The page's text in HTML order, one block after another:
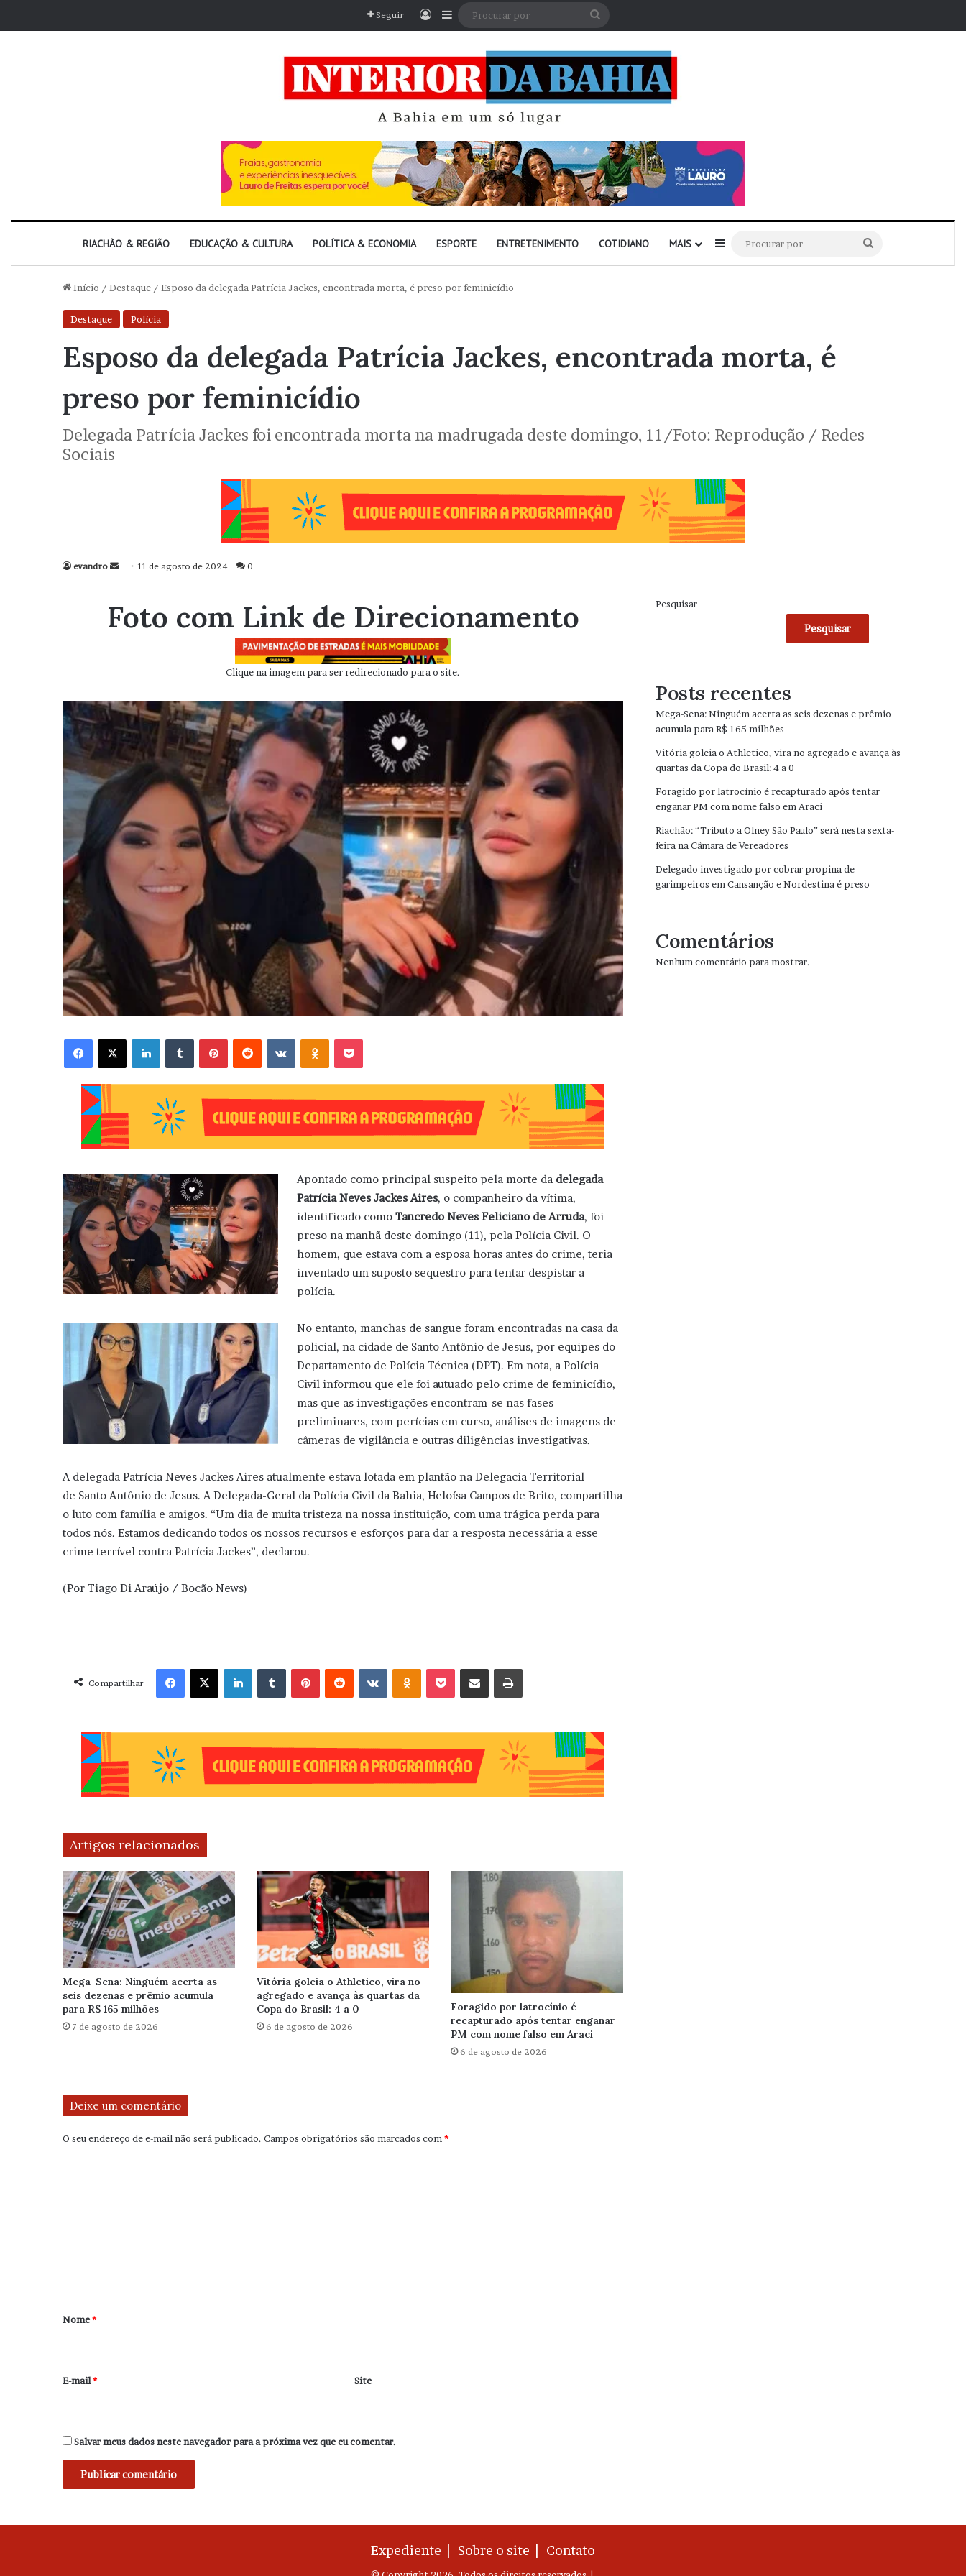
Seguir EntrarBarra Lateral
RIACHÃO & REGIÃO EDUCAÇÃO & CULTURA POLÍTICA & ECONOMIA ESPORTE ENTRETENIMENTO COTIDIANO MAIS Barra Lateral
por
Início / Destaque / Esposo da delegada Patrícia Jackes, encontrada morta, é preso por feminicídio
Destaque Polícia
Esposo da delegada Patrícia Jackes, encontrada morta, é
preso por feminicídio
Delegada Patrícia Jackes foi encontrada morta na madrugada deste domingo, 11/Foto: Reprodução / Redes
Sociais
evandro
Mande
mail
11 de agosto de 2024 0
Foto com Link de Direcionamento
Clique na imagem para ser redirecionado para o site.
Facebook X Linkedin VK OK
Apontado como principal suspeito pela morte da delegada
Patrícia Neves Jackes Aires, o companheiro da vítima,
identificado comoTancredo Neves Feliciano de Arruda, foi
preso na manhã deste domingo (11), pela Polícia Civil. O
homem, que estava com a esposa horas antes do crime, teria
inventado um suposto sequestro para tentar despistar a
polícia.
No entanto, manchas de sangue foram encontradas na casa da
policial, na cidade de Santo Antônio de Jesus, por equipes do
Departamento de Polícia Técnica (DPT). Em nota, a Polícia
Civil informou que ele foi autuado pelo crime de feminicídio,
mas que as investigações encontram-se nas fases
preliminares, com perícias em curso, análises de imagens de
câmeras de vigilância e outras diligências investigativas.
A delegada Patrícia Neves Jackes Aires atualmente estava lotada em plantão na Delegacia Territorial
de Santo Antônio de Jesus. A Delegada-Geral da Polícia Civil da Bahia, Heloísa Campos de Brito, compartilha
o luto com família e amigos. “Um dia de muita tristeza na nossa instituição, com uma trágica perda para
todos nós. Estamos dedicando todos os nossos recursos e esforços para dar a resposta necessária a esse
crime terrível contra Patrícia Jackes”, declarou.
(Por Tiago Di Araújo / Bocão News)
Compartilhar
Facebook X Linkedin VK OK
Artigos relacionados
Mega-Sena: Ninguém acerta as
seis dezenas e prêmio acumula
para R$ 165 milhões
7 de agosto de 2026
Vitória goleia o Athletico, vira no
agregado e avança às quartas da
Copa do Brasil: 4 a 0
6 de agosto de 2026
Foragido por latrocínio é
recapturado após tentar enganar
PM com nome falso em Araci
6 de agosto de 2026
Deixe um comentário
O seu endereço de e-mail não será publicado. Campos obrigatórios são marcados com*
r
*
Nome*
E-mail* Site
Salvar meus dados neste navegador para a próxima vez que eu comentar.
Pesquisar
Pesquisar
Posts recentes
Mega-Sena: Ninguém acerta as seis dezenas e prêmio
acumula para R$ 165 milhões
Vitória goleia o Athletico, vira no agregado e avança às
quartas da Copa do Brasil: 4 a 0
Foragido por latrocínio é recapturado após tentar
enganar PM com nome falso em Araci
Riachão: “Tributo a Olney São Paulo” será nesta sexta-
feira na Câmara de Vereadores
Delegado investigado por cobrar propina de
garimpeiros em Cansanção e Nordestina é preso
Comentários
Nenhum comentário para mostrar.
Expediente | Sobre o site | Contato